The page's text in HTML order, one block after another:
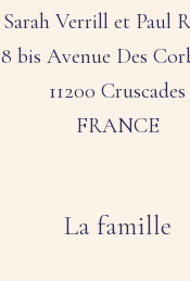
Sarah Verrill et Paul
8 bis Avenue Des
11200 Cruscades
FRANCE
La famille